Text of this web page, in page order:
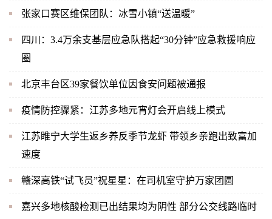
张家口赛区维保团队：冰雪小镇“送温暖”
四川：3.4万余支基层应急队搭起“30分钟”应急救援响应
圈
北京丰台区39家餐饮单位因食安问题被通报
疫情防控骤紧：江苏多地元宵灯会开启线上模式
江苏睢宁大学生返乡养反季节龙虾 带领乡亲跑出致富加
速度
赣深高铁“试飞员”祝星星：在司机室守护万家团圆
嘉兴多地核酸检测已出结果均为阴性 部分公交线路临时